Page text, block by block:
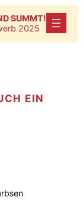
SUMMT!
2025
EIN